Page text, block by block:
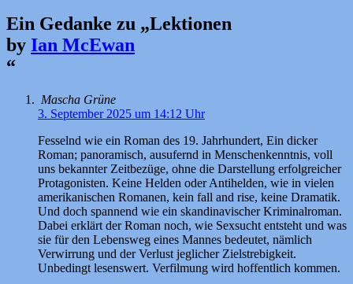
Ein Gedanke zu „Lektionen
by Ian McEwan
“
Mascha Grüne
3. September 2025 um 14:12 Uhr
Fesselnd wie ein Roman des 19. Jahrhundert, Ein dicker
Roman; panoramisch, ausufernd in Menschenkenntnis, voll
uns bekannter Zeitbezüge, ohne die Darstellung erfolgreicher
Protagonisten. Keine Helden oder Antihelden, wie in vielen
amerikanischen Romanen, kein fall and rise, keine Dramatik.
Und doch spannend wie ein skandinavischer Kriminalroman.
Dabei erklärt der Roman noch, wie Sexsucht entsteht und was
sie für den Lebensweg eines Mannes bedeutet, nämlich
Verwirrung und der Verlust jeglicher Zielstrebigkeit.
Unbedingt lesenswert. Verfilmung wird hoffentlich kommen.